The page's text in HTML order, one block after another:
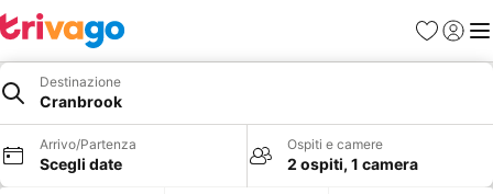
PreferitiAccedi
Destinazione
Cranbrook
Arrivo/Partenza
Scegli date
Ospiti e camere
2 ospiti, 1 camera